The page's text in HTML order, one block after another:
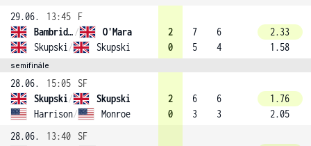
29.06.
13:45
F
Bambridge /
O'Mara
Skupski / Skupski
2
0
7
5
6
4
2.33
1.58
semifinále
28.06. 15:05
SF
Skupski/
Skupski
Harrison/ Monroe
2
0
6
3
6
3
1.76
2.05
28.06.
13:40
SF